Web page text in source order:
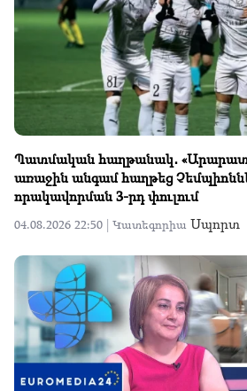
Պատմական հաղթանակ․
առաջին անգամ հաղթեց
որակավորման 3-րդ փուլում
04.08.2026 22:50 | Կատեգորիա Սպորտ